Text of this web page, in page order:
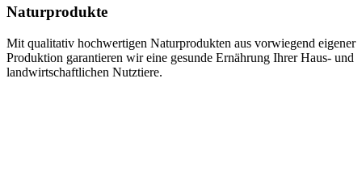
Naturprodukte
Mit qualitativ hochwertigen Naturprodukten aus vorwiegend eigener
Produktion garantieren wir eine gesunde Ernährung Ihrer Haus- und
landwirtschaftlichen Nutztiere.